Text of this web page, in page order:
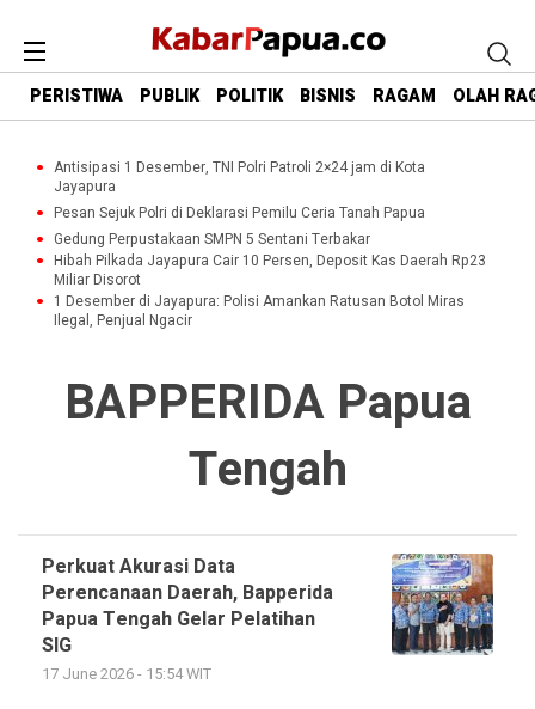
PERISTIWA PUBLIK POLITIK BISNIS RAGAM OLAH
Antisipasi 1 Desember, TNI Polri Patroli 2×24 jam di Kota
Jayapura
Pesan Sejuk Polri di Deklarasi Pemilu Ceria Tanah Papua
Gedung Perpustakaan SMPN 5 Sentani Terbakar
Hibah Pilkada Jayapura Cair 10 Persen, Deposit Kas Daerah Rp23
Miliar Disorot
1 Desember di Jayapura: Polisi Amankan Ratusan Botol Miras
Ilegal, Penjual Ngacir
BAPPERIDA Papua
Tengah
Perkuat Akurasi Data
Perencanaan Daerah, Bapperida
Papua Tengah Gelar Pelatihan
SIG
17 June 2026 - 15:54 WIT